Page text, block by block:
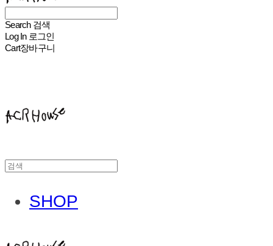
Search 검색
Log In 로그인
Cart장바구니
SHOP